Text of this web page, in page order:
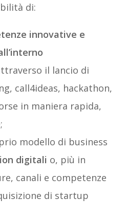
di:
innovative e
il lancio di
call4ideas, hackathon,
in maniera rapida,
modello di business
digitali o, più in
canali e competenze
di startup